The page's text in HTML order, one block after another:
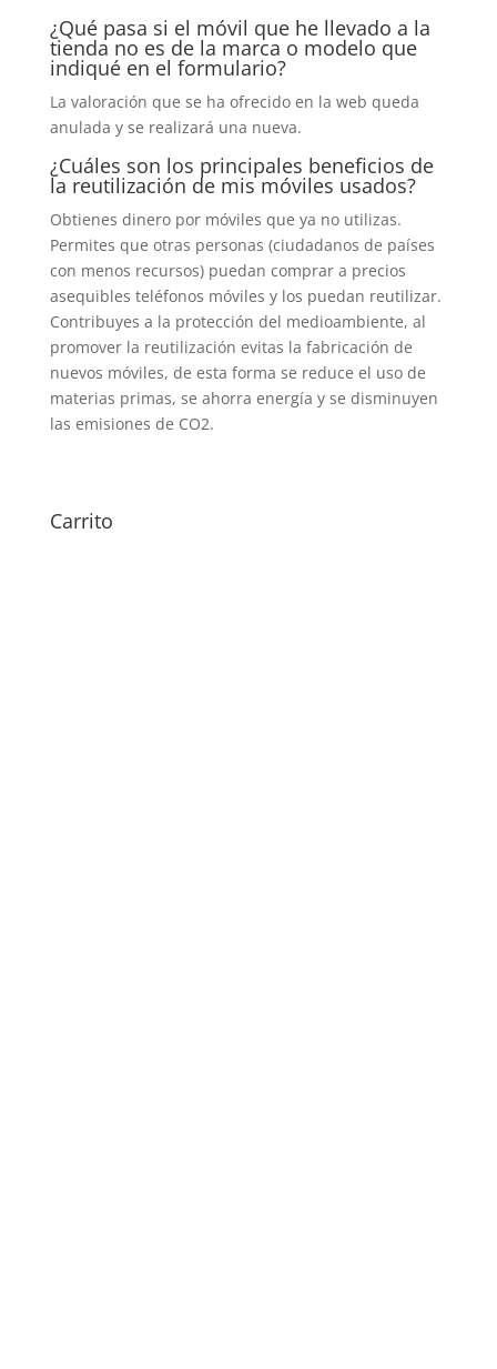
¿Qué pasa si el móvil que he llevado a la
tienda no es de la marca o modelo que
indiqué en el formulario?
La valoración que se ha ofrecido en la web queda
anulada y se realizará una nueva.
¿Cuáles son los principales beneficios de
la reutilización de mis móviles usados?
Obtienes dinero por móviles que ya no utilizas.
Permites que otras personas (ciudadanos de países
con menos recursos) puedan comprar a precios
asequibles teléfonos móviles y los puedan reutilizar.
Contribuyes a la protección del medioambiente, al
promover la reutilización evitas la fabricación de
nuevos móviles, de esta forma se reduce el uso de
materias primas, se ahorra energía y se disminuyen
las emisiones de CO2.
Carrito